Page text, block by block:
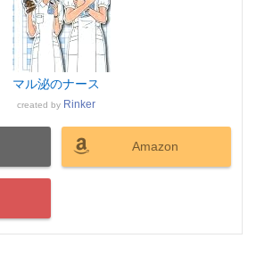
マル泌のナース
created by Rinker
Amazon